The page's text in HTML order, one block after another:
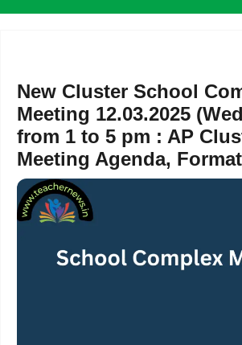
New Cluster School
Meeting 12.03.2025
from 1 to 5 pm : AP
Meeting Agenda,